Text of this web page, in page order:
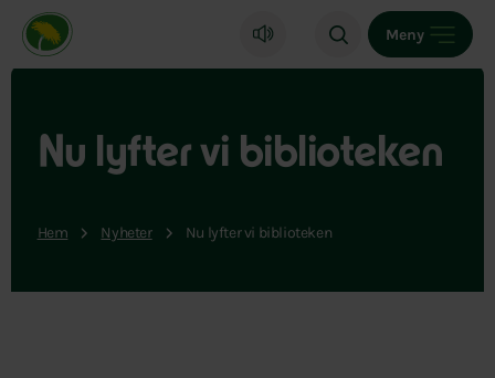
Miljöpartiet de gröna, startsida
Meny
Nu lyfter vi biblioteken
Hem Nyheter Nu lyfter vi biblioteken